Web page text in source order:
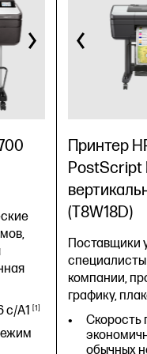
Wi-
(формат
формата
до 2400 x
Gigabit
Fi 802.11a/
подача,
лоток для
с/A1 1
Принтер
PostScript
(T8W18D)
Поставщики
компании,
графику,
Скорость
обычных